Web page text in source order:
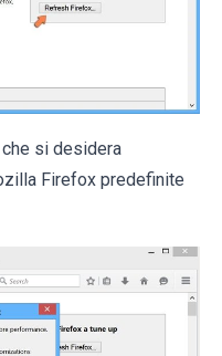
si desidera
Firefox predefinite